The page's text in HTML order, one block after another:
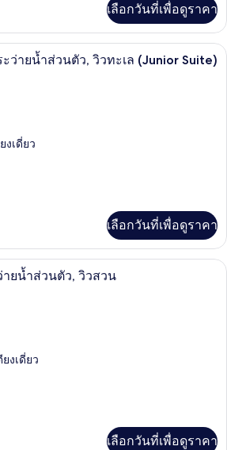
เลือกวันที่เพื่อดูราคา
ห้องสวีท, 1 ห้องนอน, สระว่ายน้ำส่วนตั
ว่ายน้ำส่วนตัว, วิวทะเล (Junior Suite)
งเดี่ยว
เลือกวันที่เพื่อดูราคา
วิลล่า, 3 ห้องนอน, สระว่ายน้ำส่วนตัว,
ยน้ำส่วนตัว, วิวสวน
งเดี่ยว
เลือกวันที่เพื่อดูราคา